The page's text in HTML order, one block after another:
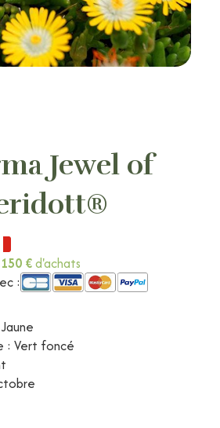
Jewel of
150 €d'achats
:
: Vert foncé